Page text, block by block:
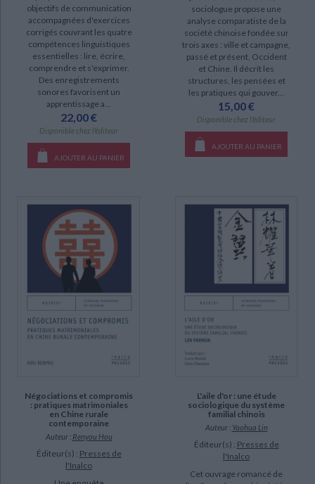
DISPONIBILITÉ
disponible (19)
objectifs de communication
accompagnées d'exercices
corrigés couvrant les quatre
compétences linguistiques
essentielles : lire, écrire,
comprendre et s'exprimer.
Des enregistrements
sonores favorisent un
apprentissage a...
22,00 €
Disponible chez l'éditeur
AJOUTER AU PANIER
sociologue propose une
analyse comparatiste de la
société chinoise fondée sur
trois axes : ville et campagne,
passé et présent, Occident
et Chine. Il décrit les
structures, les pensées et
les pratiques qui gouver...
15,00 €
Disponible chez l'éditeur
AJOUTER AU PANIER
Négociations et compromis
: pratiques matrimoniales
en Chine rurale
contemporaine
Auteur : Renyou Hou
Éditeur(s) : Presses de
l'Inalco
L'aile d'or : une étude
sociologique du système
familial chinois
Auteur : Yaohua Lin
Éditeur(s) : Presses de
l'Inalco
Cet ouvrage romancé de